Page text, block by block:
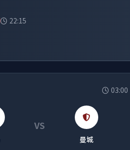
22:15
03:00
VS
曼城